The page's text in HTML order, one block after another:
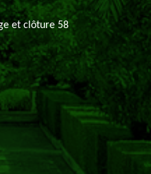
et clôture 58